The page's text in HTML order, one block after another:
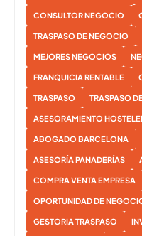
CONSULTOR NEGOCIO
TRASPASO DE NEGOCIO
MEJORES NEGOCIOS
FRANQUICIA RENTABLE
TRASPASO TRASPASO
ASESORAMIENTO
ABOGADO BARCELONA
ASESORÍA PANADERÍAS
COMPRA VENTA EMPRESA
OPORTUNIDAD DE
GESTORIA TRASPASO